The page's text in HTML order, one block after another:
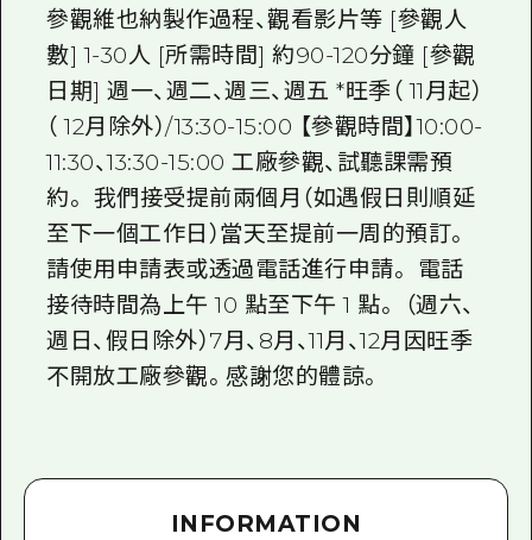
照片下載
災難發生期間的交通資訊
廣島縣觀光宣傳冊
參觀維也納製作過程、觀看影片等 [參觀人
數] 1-30人 [所需時間] 約90-120分鐘 [參觀
日期] 週一、週二、週三、週五 *旺季（ 11月起）
（ 12月除外）/13:30-15:00 【參觀時間】10:00-
11:30、13:30-15:00 工廠參觀、試聽課需預
約。 我們接受提前兩個月（如遇假日則順延
至下一個工作日）當天至提前一周的預訂。
請使用申請表或透過電話進行申請。 電話
接待時間為上午 10 點至下午 1 點。 （週六、
週日、假日除外）7月、8月、11月、12月因旺季
不開放工廠參觀。感謝您的體諒。
INFORMATION